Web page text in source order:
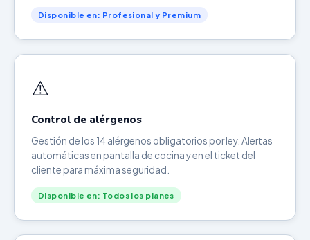
Disponible en: Profesional y Premium
⚠️
Control de alérgenos
Gestión de los 14 alérgenos obligatorios por ley. Alertas
automáticas en pantalla de cocina y en el ticket del
cliente para máxima seguridad.
Disponible en: Todos los planes